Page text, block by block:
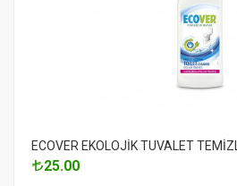
ECOVER EKOLOJİK TUVALET
25.00